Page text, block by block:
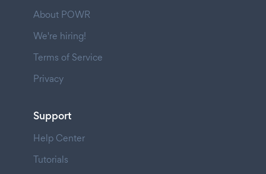
About POWR
We're hiring!
Terms of Service
Privacy
Support
Help Center
Tutorials